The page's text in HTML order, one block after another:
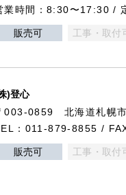
業時間：8:30〜17:30 /
販売可 工事・取付
)登心
003-0859 北海道札幌
：011-879-8855 /
販売可 工事・取付